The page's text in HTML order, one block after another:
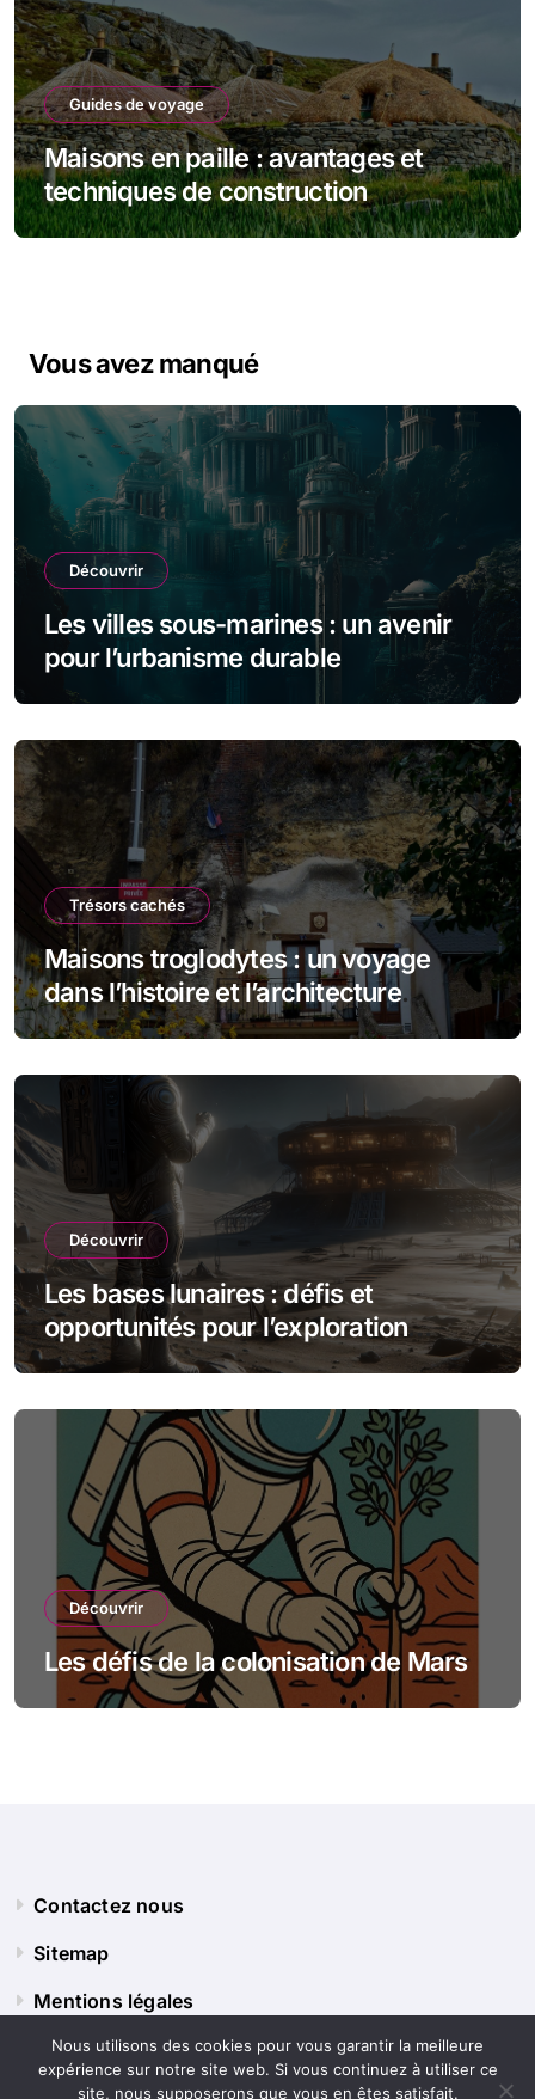
Guides de voyage
Maisons en paille : avantages et
techniques de construction
Vous avez manqué
Découvrir
Les villes sous-marines : un avenir
pour l’urbanisme durable
Trésors cachés
Maisons troglodytes : un voyage
dans l’histoire et l’architecture
souterraine
Découvrir
Les bases lunaires : défis et
opportunités pour l’exploration
spatiale
Découvrir
Les défis de la colonisation de Mars
Contactez nous
Sitemap
Mentions légales
Nous utilisons des cookies pour vous garantir la meilleure
expérience sur notre site web. Si vous continuez à utiliser ce
site, nous supposerons que vous en êtes satisfait.